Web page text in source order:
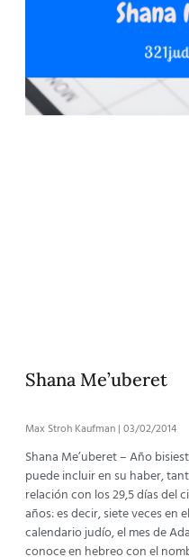
Shana Me’uberet
Max Stroh Kaufman 03/02/2014
Shana Me’uberet – Año
puede incluir en su haber,
relación con los 29,5 días del
años: es decir, siete veces en
calendario judío, el mes de
conoce en hebreo con el